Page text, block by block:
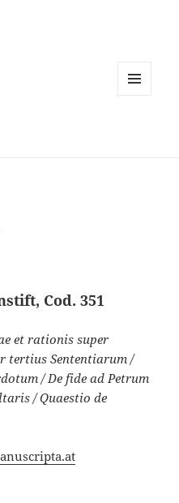
Cod. 351
et rationis super
tertius Sententiarum /
/ De fide ad Petrum
/ Quaestio de